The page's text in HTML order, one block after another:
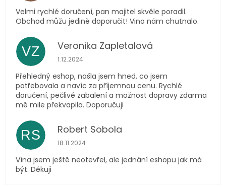
Velmi rychlé doručení, pan majitel skvěle poradil.
Obchod můžu jedině doporučit! Vino nám chutnalo.
VZ Veronika Zapletalová
Hodnocení obchodu je 5 z 5 hvězdiček.
1.12.2024
Přehledný eshop, našla jsem hned, co jsem
potřebovala a navíc za příjemnou cenu. Rychlé
doručení, pečlivé zabalení a možnost dopravy zdarma
mě mile překvapila. Doporučuji
RS Robert Sobola
Hodnocení obchodu je 5 z 5 hvězdiček.
18.11.2024
Vína jsem ještě neotevřel, ale jednání eshopu jak má
být. Děkuji